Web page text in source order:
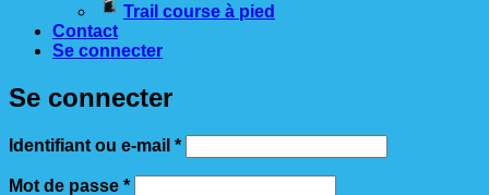
Trail course à pied
Contact
Se connecter
Se connecter
Identifiant ou e-mail *Obligatoire
Mot de passe *Obligatoire